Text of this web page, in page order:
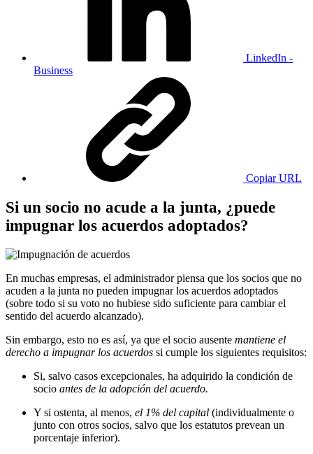
LinkedIn -
Business
Copiar URL
Si un socio no acude a la junta, ¿puede
impugnar los acuerdos adoptados?
En muchas empresas, el administrador piensa que los socios que no
acuden a la junta no pueden impugnar los acuerdos adoptados
(sobre todo si su voto no hubiese sido suficiente para cambiar el
sentido del acuerdo alcanzado).
Sin embargo, esto no es así, ya que el socio ausente mantiene el
derecho a impugnar los acuerdos si cumple los siguientes requisitos:
Si, salvo casos excepcionales, ha adquirido la condición de
socio antes de la adopción del acuerdo.
Y si ostenta, al menos, el 1% del capital (individualmente o
junto con otros socios, salvo que los estatutos prevean un
porcentaje inferior).